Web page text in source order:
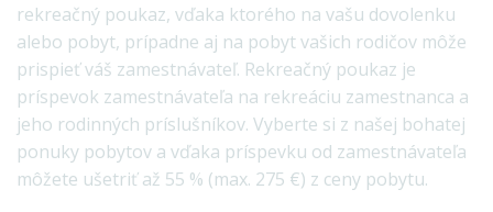
rekreačný poukaz, vďaka ktorého na vašu dovolenku
alebo pobyt, prípadne aj na pobyt vašich rodičov môže
prispieť váš zamestnávateľ. Rekreačný poukaz je
príspevok zamestnávateľa na rekreáciu zamestnanca a
jeho rodinných príslušníkov. Vyberte si z našej bohatej
ponuky pobytov a vďaka príspevku od zamestnávateľa
môžete ušetriť až 55 % (max. 275 €) z ceny pobytu.